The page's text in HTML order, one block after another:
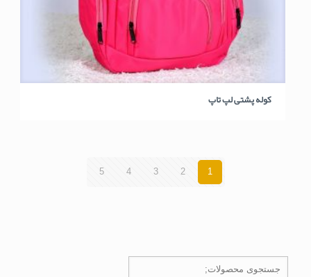
کوله پشتی لپ تاپ
1
2
3
4
5